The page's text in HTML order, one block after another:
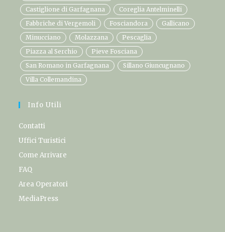
Castiglione di Garfagnana
Coreglia Antelminelli
Fabbriche di Vergemoli
Fosciandora
Gallicano
Minucciano
Molazzana
Pescaglia
Piazza al Serchio
Pieve Fosciana
San Romano in Garfagnana
Sillano Giuncugnano
Villa Collemandina
Info Utili
Contatti
Uffici Turistici
Come Arrivare
FAQ
Area Operatori
MediaPress